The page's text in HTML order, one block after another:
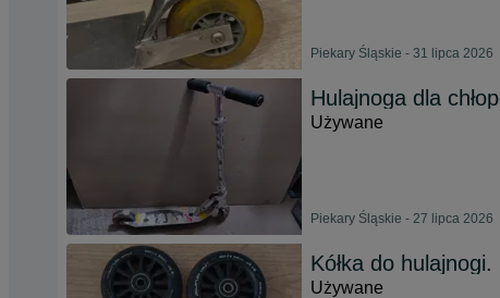
Piekary Śląskie - 31 lipca 2026
Hulajnoga dla
Używane
Piekary Śląskie - 27 lipca 2026
Kółka do
Używane